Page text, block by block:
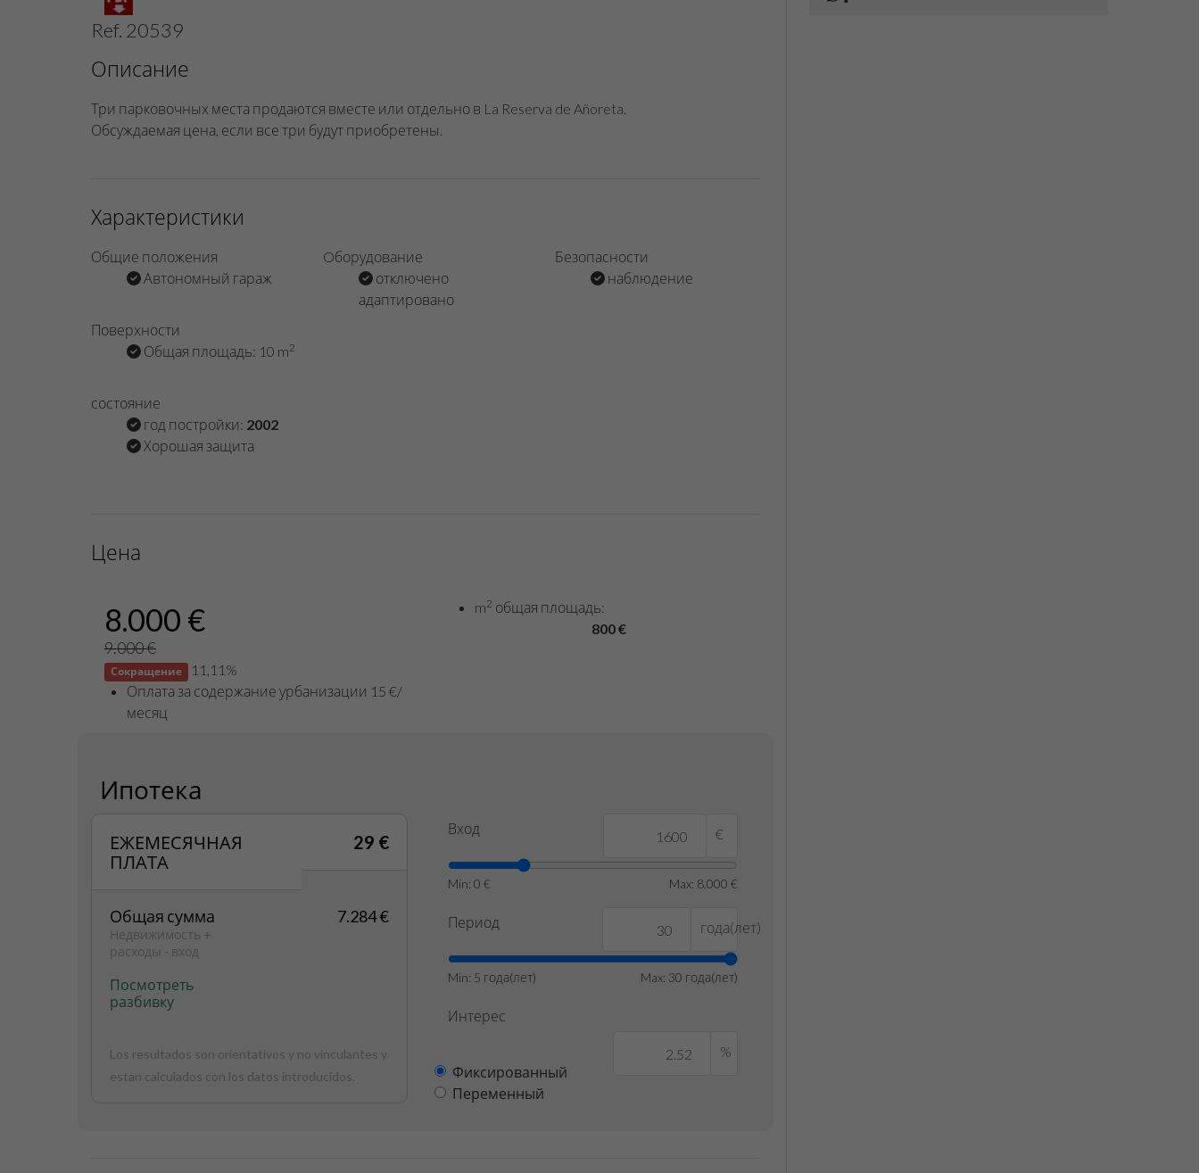
Ref. 20539
Описание
Три парковочных места продаются вместе или отдельно в La Reserva de Añoreta.
Обсуждаемая цена, если все три будут приобретены.
Характеристики
Общие положения
Автономный гараж
Поверхности
Общая площадь: 10 m2
состояние
год постройки: 2002
Хорошая защита
Oборудование
отключено
адаптировано
Безопасности
наблюдение
Цена
8.000 €
9.000 €
Сокращение 11,11%
m2 общая площадь:
800 €
Оплата за содержание урбанизации 15 €/
месяц
Ипотека
Вход €
Min: 0 € Max: 8.000 €
Период года(лет)
Min: 5 года(лет) Max: 30 года(лет)
Интерес
Фиксированный
Переменный
%
ЕЖЕМЕСЯЧНАЯ
ПЛАТА
29 €
Общая сумма
Недвижимость +
расходы - вход
Посмотреть
разбивку
7.284 €
Los resultados son orientativos y no vinculantes y
estan calculados con los datos introducidos.